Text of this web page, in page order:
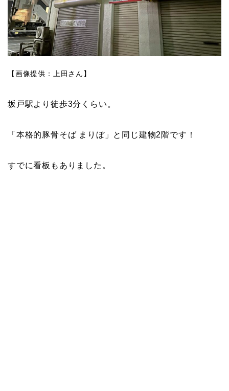
【画像提供：上田さん】
坂戸駅より徒歩3分くらい。
「本格的豚骨そば まりぼ」と同じ建物2階です！
すでに看板もありました。